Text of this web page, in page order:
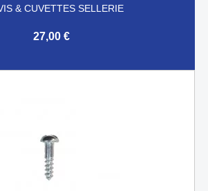
& CUVETTES SELLERIE
27,00 €